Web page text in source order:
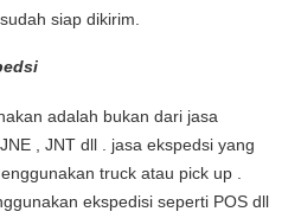
siap dikirim.
adalah bukan dari jasa
, JNT dll . jasa ekspedsi yang
truck atau pick up .
ekspedisi seperti POS dll